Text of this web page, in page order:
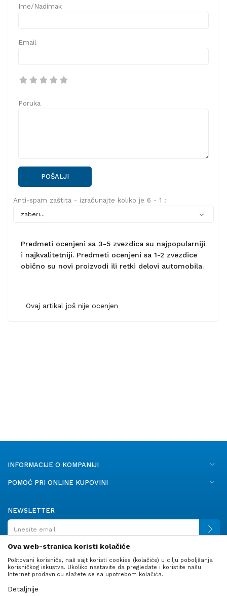
Ime/Nadimak
Email
Poruka
POŠALJI
Anti-spam zaštita - izračunajte koliko je 6 - 1 :
Predmeti ocenjeni sa 3-5 zvezdica su najpopularniji
i najkvalitetniji. Predmeti ocenjeni sa 1-2 zvezdice
obično su novi proizvodi ili retki delovi automobila.
Ovaj artikal još nije ocenjen
INFORMACIJE O KOMPANIJI
POMOĆ PRI ONLINE KUPOVINI
NEWSLETTER
PRATITE NAS
Ova web-stranica koristi kolačiće
Poštovani korisniče, naš sajt koristi cookies (kolačiće) u cilju poboljšanja
korisničkog iskustva. Ukoliko nastavite da pregledate i koristite našu
Internet prodavnicu slažete se sa upotrebom kolačića.
Detaljnije